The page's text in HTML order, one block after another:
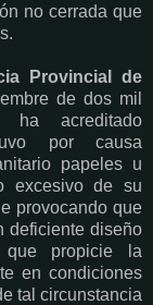
no cerrada que
Provincial de
de dos mil
acreditado
por causa
papeles u
excesivo de su
provocando que
deficiente diseño
propicie la
en condiciones
tal circunstancia